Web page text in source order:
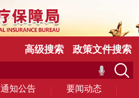
通知公告
要闻动态
高级搜索 政策文件搜索